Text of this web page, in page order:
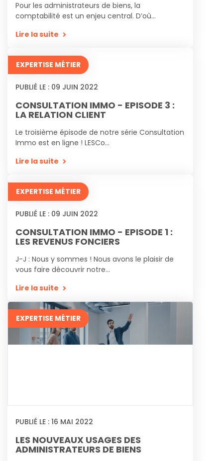
Pour les administrateurs de biens, la
comptabilité est un enjeu central. D’où...
Lire la suite
CONSULTATION IMMO - EPISODE 3 :
LA RELATION CLIENT
PUBLIÉ LE : 09 JUIN 2022
EXPERTISE MÉTIER
Le troisième épisode de notre série Consultation
Immo est en ligne ! LESCo...
Lire la suite
CONSULTATION IMMO - EPISODE 1 :
LES REVENUS FONCIERS
PUBLIÉ LE : 09 JUIN 2022
EXPERTISE MÉTIER
J-J : Nous y sommes ! Nous avons le plaisir de
vous faire découvrir notre...
Lire la suite
LES NOUVEAUX USAGES DES
ADMINISTRATEURS DE BIENS
PUBLIÉ LE : 16 MAI 2022
EXPERTISE MÉTIER